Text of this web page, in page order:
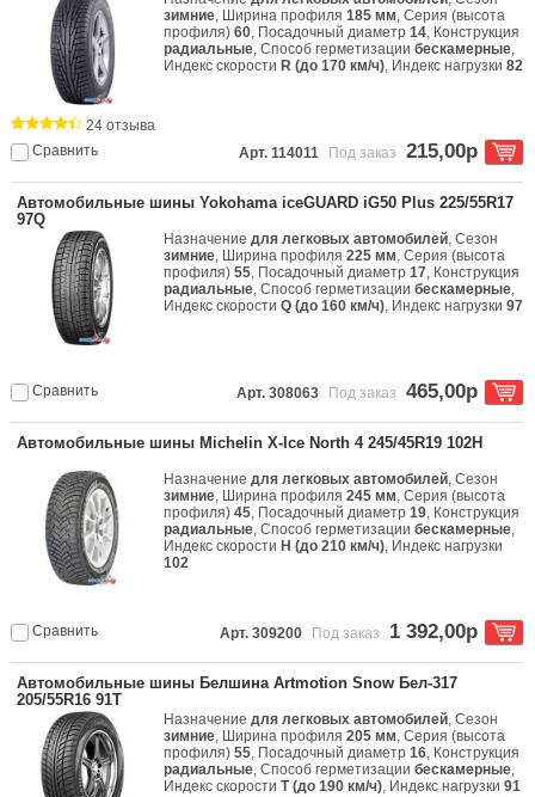
зимние, Ширина профиля185 мм, Серия (высота
профиля)60, Посадочный диаметр14, Конструкция
радиальные, Способ герметизациибескамерные,
Индекс скорости R (до 170 км/ч), Индекс нагрузки82
Сравнить
24 отзыва
Арт. 114011
Под заказ 215,00р
Автомобильные шины Yokohama iceGUARD iG50 Plus 225/55R17
97Q
Назначениедля легковых автомобилей, Сезон
зимние, Ширина профиля225 мм, Серия (высота
профиля)55, Посадочный диаметр17, Конструкция
радиальные, Способ герметизациибескамерные,
Индекс скоростиQ (до 160 км/ч), Индекс нагрузки97
Сравнить Арт. 308063 Под заказ 465,00р
Автомобильные шины Michelin X-Ice North 4 245/45R19 102H
Назначениедля легковых автомобилей, Сезон
зимние, Ширина профиля245 мм, Серия (высота
профиля)45, Посадочный диаметр19, Конструкция
радиальные, Способ герметизациибескамерные,
Индекс скорости H (до 210 км/ч), Индекс нагрузки
102
Сравнить Арт. 309200 Под заказ 1 392,00р
Автомобильные шины Белшина Artmotion Snow Бел-317
205/55R16 91T
Назначениедля легковых автомобилей, Сезон
зимние, Ширина профиля205 мм, Серия (высота
профиля)55, Посадочный диаметр16, Конструкция
радиальные, Способ герметизациибескамерные,
Индекс скоростиT (до 190 км/ч), Индекс нагрузки91